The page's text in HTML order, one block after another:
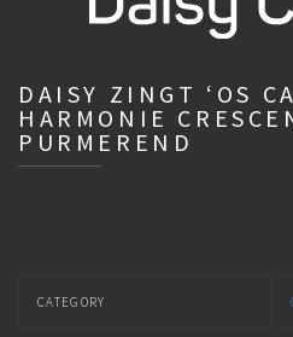
DAISY ZINGT ‘OS
HARMONIE
PURMEREND
CATEGORY